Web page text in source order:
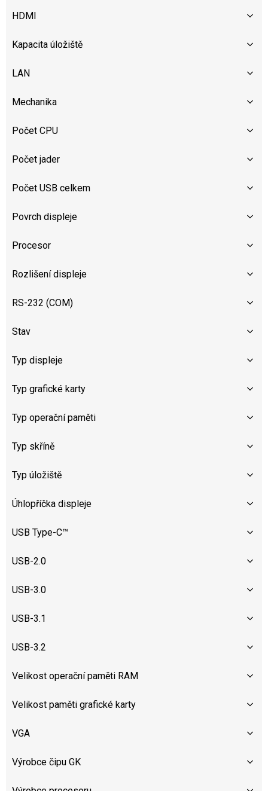
HDMI
Kapacita úložiště
LAN
Mechanika
Počet CPU
Počet jader
Počet USB celkem
Povrch displeje
Procesor
Rozlišení displeje
RS-232 (COM)
Stav
Typ displeje
Typ grafické karty
Typ operační paměti
Typ skříně
Typ úložiště
Úhlopříčka displeje
USB Type-C™
USB-2.0
USB-3.0
USB-3.1
USB-3.2
Velikost operační paměti RAM
Velikost paměti grafické karty
VGA
Výrobce čipu GK